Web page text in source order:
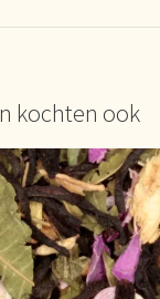
kochten ook